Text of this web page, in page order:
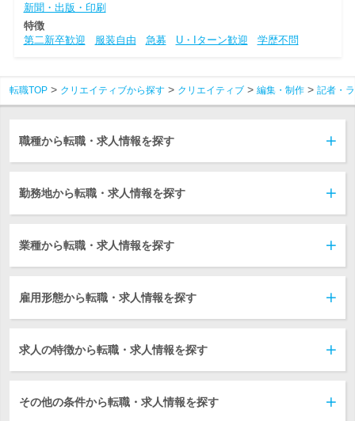
新聞・出版・印刷
特徴
第二新卒歓迎
服装自由 急募 U・Iターン歓迎 学歴不問
転職TOP クリエイティブから探す クリエイティブ 編集・制作 記者・
職種から転職・求人情報を探す
勤務地から転職・求人情報を探す
業種から転職・求人情報を探す
雇用形態から転職・求人情報を探す
求人の特徴から転職・求人情報を探す
その他の条件から転職・求人情報を探す